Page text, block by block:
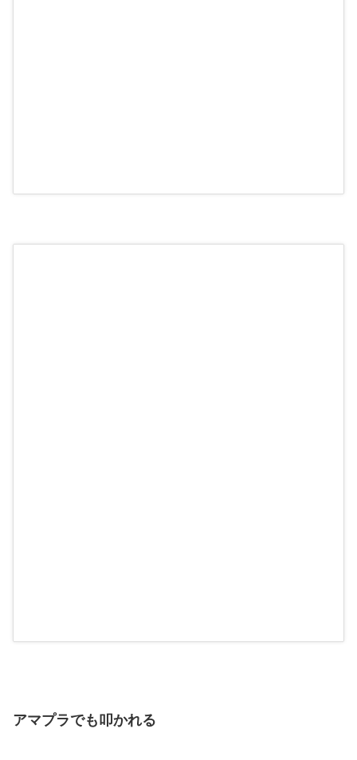
アマプラでも叩かれる